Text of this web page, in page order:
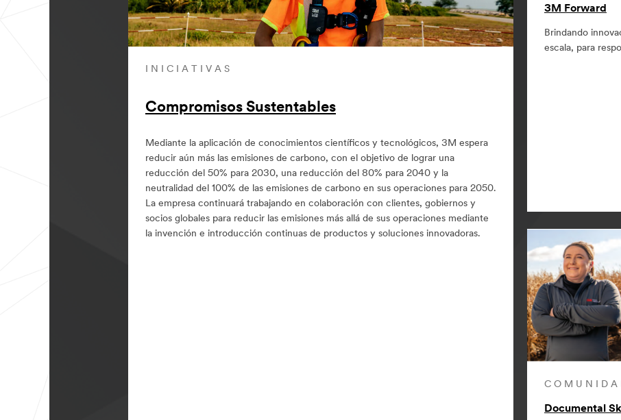
INICIATIVAS
Compromisos Sustentables
Mediante la aplicación de conocimientos científicos y tecnológicos, 3M espera
reducir aún más las emisiones de carbono, con el objetivo de lograr una
reducción del 50% para 2030, una reducción del 80% para 2040 y la
neutralidad del 100% de las emisiones de carbono en sus operaciones para 2050.
La empresa continuará trabajando en colaboración con clientes, gobiernos y
socios globales para reducir las emisiones más allá de sus operaciones mediante
la invención e introducción continuas de productos y soluciones innovadoras.
3M Forward
Brindando
escala, para
Documental